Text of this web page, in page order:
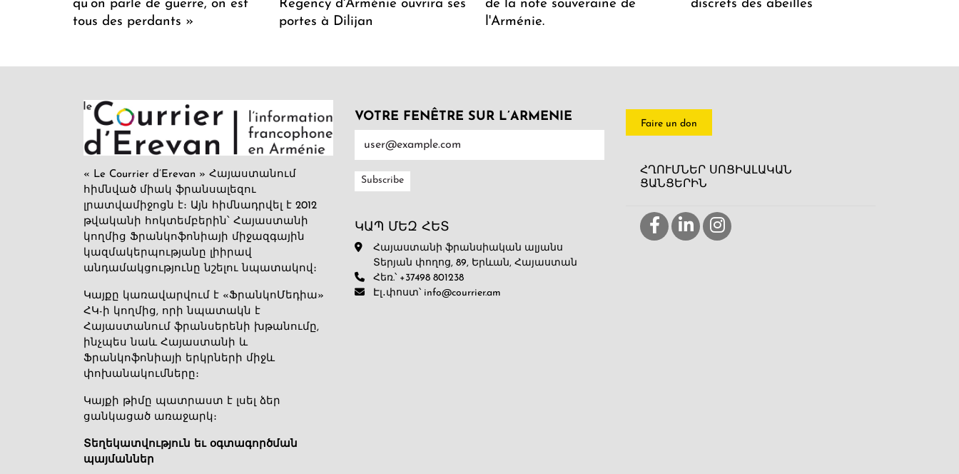
qu’on parle de guerre, on est
tous des perdants »
Regency d'Arménie ouvrira ses
portes à Dilijan
de la note souveraine de
l'Arménie.
discrets des abeilles
« Le Courrier d’Erevan » Հայաստանում
հիմնված միակ ֆրանսալեզու
լրատվամիջոցն է։ Այն հիմնադրվել է 2012
թվականի հոկտեմբերին՝ Հայաստանի
կողմից Ֆրանկոֆոնիայի միջազգային
կազմակերպությանը լիիրավ
անդամակցությունը նշելու նպատակով։
Կայքը կառավարվում է «ՖրանկոՄեդիա»
ՀԿ-ի կողմից, որի նպատակն է
Հայաստանում ֆրանսերենի խթանումը,
ինչպես նաև Հայաստանի և
Ֆրանկոֆոնիայի երկրների միջև
փոխանակումները։
Կայքի թիմը պատրաստ է լսել ձեր
ցանկացած առաջարկ։
Տեղեկատվություն եւ օգտագործման
պայմաններ
VOTRE FENÊTRE SUR L’ARMENIE
ԿԱՊ ՄԵԶ ՀԵՏ
Հայաստանի ֆրանսիական ալյանս
Տերյան փողոց, 89, Երևան, Հայաստան
Հեռ.՝ +37498 801238
Էլ․փոստ՝ info@courrier.am
Faire un don
ՀՂՈՒՄՆԵՐ ՍՈՑԻԱԼԱԿԱՆ
ՑԱՆՑԵՐԻՆ